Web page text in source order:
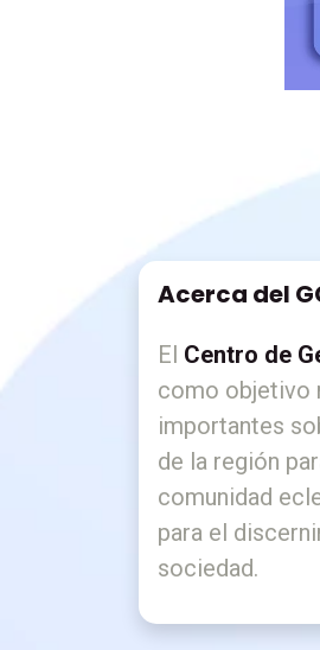
Acerca del
El Centro de
como objetivo
importantes
de la región
comunidad
para el
sociedad.